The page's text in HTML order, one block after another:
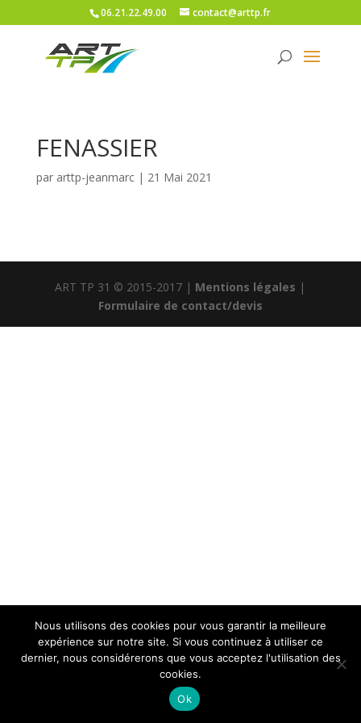
06.21.22.49.00 contact@arttp.fr
FENASSIER
par arttp-jeanmarc| 21 Mai 2021
ART TP 31 © 2015-2017 | Mentions légales |
Formulaire de contact/devis
Nous utilisons des cookies pour vous garantir la meilleure
expérience sur notre site. Si vous continuez à utiliser ce
dernier, nous considérerons que vous acceptez l'utilisation des
cookies.
Ok